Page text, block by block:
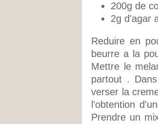
200g de
2g d'agar
Reduire en
beurre a la
Mettre le
partout .
verser la
l'obtention
Prendre un